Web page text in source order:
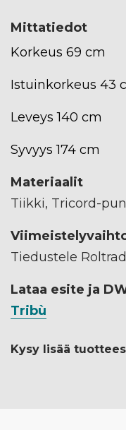
Mittatiedot
Korkeus 69 cm
Istuinkorkeus 43
Leveys 140 cm
Syvyys 174 cm
Materiaalit
Tiikki, Tricord-
Tiedustele
Lataa esite ja
Tribù
Kysy lisää